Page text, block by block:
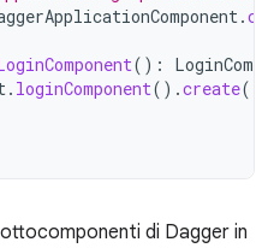
.
():
. loginComponent().create()
di Dagger in